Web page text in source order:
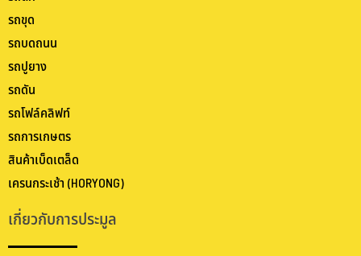
รถขุด
รถบดถนน
รถปูยาง
รถดัน
รถโฟล์คลิฟท์
รถการเกษตร
สินค้าเบ็ดเตล็ด
เครนกระเช้า (HORYONG)
เกี่ยวกับการประมูล